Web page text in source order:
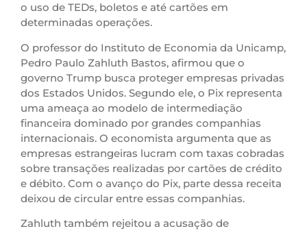
o uso de TEDs, boletos e até cartões em
determinadas operações.
O professor do Instituto de Economia da Unicamp,
Pedro Paulo Zahluth Bastos, afirmou que o
governo Trump busca proteger empresas privadas
dos Estados Unidos. Segundo ele, o Pix representa
uma ameaça ao modelo de intermediação
financeira dominado por grandes companhias
internacionais. O economista argumenta que as
empresas estrangeiras lucram com taxas cobradas
sobre transações realizadas por cartões de crédito
e débito. Com o avanço do Pix, parte dessa receita
deixou de circular entre essas companhias.
Zahluth também rejeitou a acusação de